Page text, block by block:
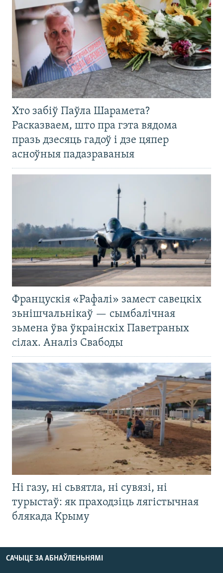
Хто забіў Паўла Шарамета?
Расказваем, што пра гэта вядома
празь дзесяць гадоў і дзе цяпер
асноўныя падазраваныя
Францускія «Рафалі» замест савецкіх
зьнішчальнікаў — сымбалічная
зьмена ўва ўкраінскіх Паветраных
сілах. Аналіз Свабоды
Ні газу, ні сьвятла, ні сувязі, ні
турыстаў: як праходзіць лягістычная
блякада Крыму
САЧЫЦЕ ЗА АБНАЎЛЕНЬНЯМІ